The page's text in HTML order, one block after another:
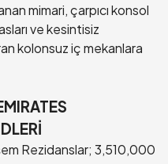
mimari, çarpıcı konsol
ve kesintisiz
kolonsuz iç mekanlara
Rezidanslar; 3,510,000